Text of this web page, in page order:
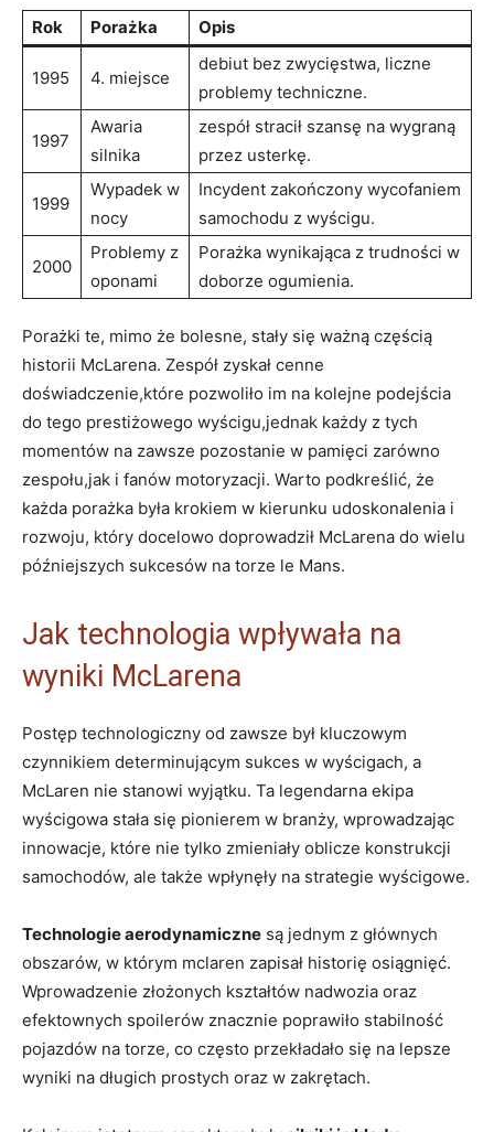
Rok Porażka Opis
1995 4. miejsce
debiut bez zwycięstwa, liczne
problemy techniczne.
1997
Awaria
silnika
zespół stracił szansę na wygraną
przez usterkę.
1999
Wypadek w
nocy
Incydent zakończony wycofaniem
samochodu z wyścigu.
2000
Problemy z
oponami
Porażka wynikająca z trudności w
doborze ogumienia.
Porażki te, mimo że bolesne, stały się ważną częścią
historii McLarena. Zespół zyskał cenne
doświadczenie,które pozwoliło im na kolejne podejścia
do tego prestiżowego wyścigu,jednak każdy z tych
momentów na zawsze pozostanie w pamięci zarówno
zespołu,jak i fanów motoryzacji. Warto podkreślić, że
każda porażka była krokiem w kierunku udoskonalenia i
rozwoju, który docelowo doprowadził McLarena do wielu
późniejszych sukcesów na torze le Mans.
Jak technologia wpływała na
wyniki McLarena
Postęp technologiczny od zawsze był kluczowym
czynnikiem determinującym sukces w wyścigach, a
McLaren nie stanowi wyjątku. Ta legendarna ekipa
wyścigowa stała się pionierem w branży, wprowadzając
innowacje, które nie tylko zmieniały oblicze konstrukcji
samochodów, ale także wpłynęły na strategie wyścigowe.
Technologie aerodynamiczne są jednym z głównych
obszarów, w którym mclaren zapisał historię osiągnięć.
Wprowadzenie złożonych kształtów nadwozia oraz
efektownych spoilerów znacznie poprawiło stabilność
pojazdów na torze, co często przekładało się na lepsze
wyniki na długich prostych oraz w zakrętach.